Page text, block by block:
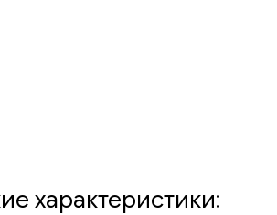
характеристики: